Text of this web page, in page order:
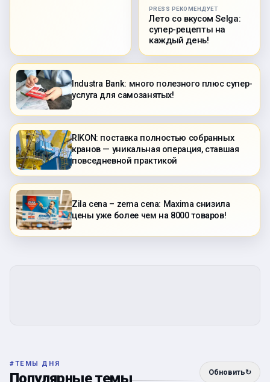
PRESS РЕКОМЕНДУЕТ
Лето со вкусом Selga:
супер-рецепты на
каждый день!
Industra Bank: много полезного плюс супер-
услуга для самозанятых!
RIKON: поставка полностью собранных
кранов — уникальная операция, ставшая
повседневной практикой
Zila cena – zema cena: Maxima снизила
цены уже более чем на 8000 товаров!
#ТЕМЫ ДНЯ
Популярные темы Обновить↻